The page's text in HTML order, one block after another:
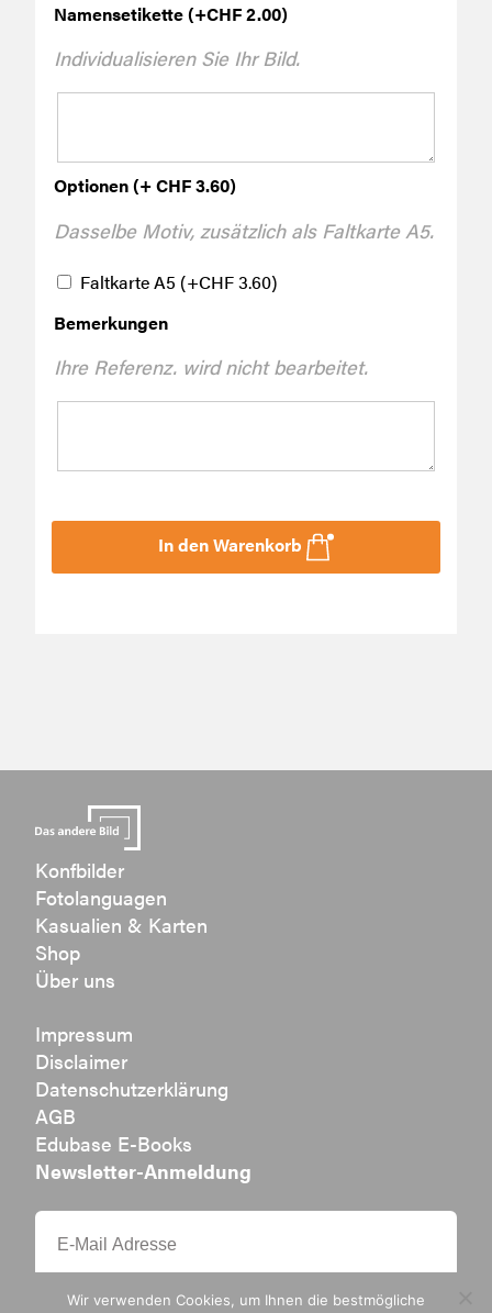
Namensetikette(+CHF2.00)
Individualisieren Sie Ihr Bild.
Optionen (+ CHF 3.60)
Dasselbe Motiv, zusätzlich als Faltkarte A5.
Faltkarte A5 (+CHF3.60)
Bemerkungen
Ihre Referenz. wird nicht bearbeitet.
In den Warenkorb
Konfbilder
Fotolanguagen
Kasualien & Karten
Shop
Über uns
Impressum
Disclaimer
Datenschutzerklärung
AGB
Edubase E-Books
Newsletter-Anmeldung
Wir verwenden Cookies, um Ihnen die bestmögliche